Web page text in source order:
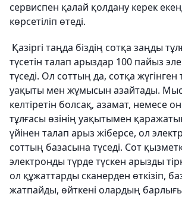
сервиспен қалай қолдану керек
көрсетіліп өтеді.
Қазіргі таңда біздің сотқа заңды
түсетін талап арыздар 100 пайыз
түседі. Ол соттың да, сотқа
уақыты мен жұмысын азайтады.
келтіретін болсақ, азамат, немесе
тұлғасы өзінің уақытымен
үйінен талап арыз жіберсе, ол
соттың базасына түседі. Сот
электронды түрде түскен арызды
ол құжаттарды сканерден өткізіп,
жатпайды, өйткені олардың